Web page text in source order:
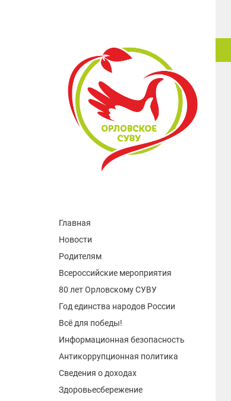
Главная
Новости
Родителям
Всероссийские мероприятия
80 лет Орловскому СУВУ
Год единства народов России
Всё для победы!
Информационная безопасность
Антикоррупционная политика
Сведения о доходах
Здоровьесбережение